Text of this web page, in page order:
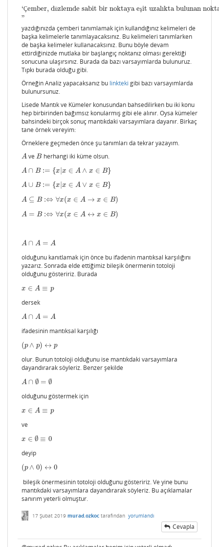
‘Çember, düzlemde sabit bir noktaya eşit uzalıkta bulunan
"
yazdığınızda çemberi tanımlamak için kullandığınız kelimeleri de
başka kelimelerle tanımlayacaksınız. Bu kelimeleri tanımlarken
de başka kelimeler kullanacaksınız. Bunu böyle devam
ettirdiğinizde mutlaka bir başlangıç noktanız olması gerektiği
sonucuna ulaşırsınız. Burada da bazı varsayımlarda bulunuruz.
Tıpkı burada olduğu gibi.
Örneğin Analiz yapacaksanız bu linkteki gibi bazı varsayımlarda
bulunursunuz.
Lisede Mantık ve Kümeler konusundan bahsedilirken bu iki konu
hep birbirinden bağımsız konularmış gibi ele alınır. Oysa kümeler
bahsindeki birçok sonuç mantıkdaki varsayımlara dayanır. Birkaç
tane örnek vereyim:
Örneklere geçmeden önce şu tanımları da tekrar yazayım.
A
A veB
B herhangi iki küme olsun.
A ∩ B := {x x ∈ A ∧ x ∈ B}
A ∩B :={x |x ∈A∧x∈ B}
A ∪ B := {x x ∈ A ∨ x ∈ B}
A ∪B :={x |x ∈A∨x∈ B}
A ⊆ B :⇔ ∀x(x ∈ A → x ∈ B)
A ⊆B:⇔∀x(x ∈A→ x∈B)
A = B :⇔ ∀x(x ∈ A ↔ x ∈ B)
A=B:⇔∀x(x ∈A ↔ x∈B)
A ∩ A = A
A ∩A =A
olduğunu kanıtlamak için önce bu ifadenin mantıksal karşılığını
yazarız. Sonrada elde ettiğimiz bileşik önermenin totoloji
olduğunu gösteririz. Burada
x ∈ A ≡ p
x∈A ≡p
dersek
A ∩ A = A
A ∩A =A
ifadesinin mantıksal karşılığı
(p ∧ p) ↔ p
(p∧p) ↔p
olur. Bunun totoloji olduğunu ise mantıkdaki varsayımlara
dayandırarak söyleriz. Benzer şekilde
A ∩ ∅ = ∅
A∩ ∅ =∅
olduğunu göstermek için
x ∈ A ≡ p
x∈A ≡p
ve
x ∈ ∅ ≡ 0
x∈∅ ≡0
deyip
(p ∧ 0) ↔ 0
(p∧0) ↔0
bileşik önermesinin totoloji olduğunu gösteririz. Ve yine bunu
mantıkdaki varsayımlara dayandırarak söyleriz. Bu açıklamalar
sanırım yeterli olmuştur.
17 Şubat 2019 murad.ozkoc tarafından yorumlandı
Cevapla